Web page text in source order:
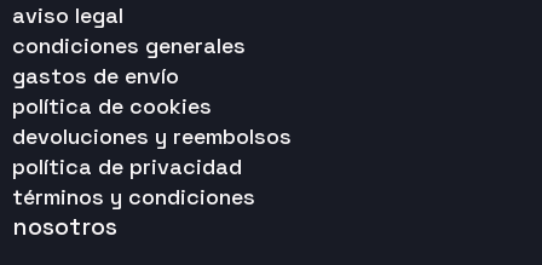
aviso legal
condiciones generales
gastos de envío
política de cookies
devoluciones y reembolsos
política de privacidad
términos y condiciones
nosotros